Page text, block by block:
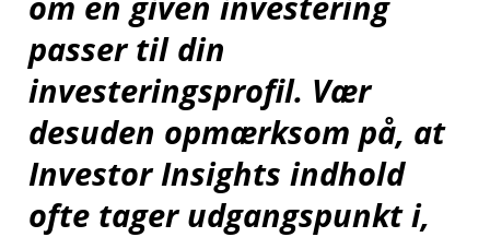
passer til din
investeringsprofil. Vær
desuden opmærksom på, at
Investor Insights indhold
ofte tager udgangspunkt i,